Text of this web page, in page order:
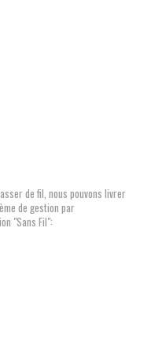
de fil, nous pouvons livrer
de gestion par
"Sans Fil":